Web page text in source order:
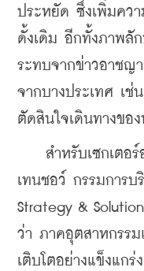
ประหยัด ซึ่งเพิ่มควา
ดั้งเดิม อีกทั้งภาพลั
ระทบจากข่าวอาชญ
จากบางประเทศ เ
ตัดสินใจเดินทางของ
สำหรับเซกเตอร์
เทนชอว์ กรรมการ
Strategy &
ว่า ภาคอุตสาหกรรม
เติบโตอย่างแข็งแก